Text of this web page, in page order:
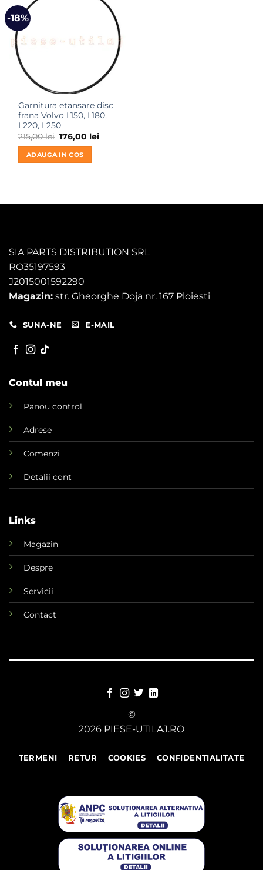
-18%
Garnitura etansare disc
frana Volvo L150, L180,
L220, L250
215,00lei Prețul
inițial
a
fost:
215,00 lei.
176,00 leiPrețul
ADAUGA IN COS
SIA PARTS DISTRIBUTION SRL
RO35197593
J2015001592290
Magazin: str. Gheorghe Doja nr. 167 Ploiesti
SUNA-NE E-MAIL
Contul meu
Panou control
Adrese
Comenzi
Detalii cont
Links
Magazin
Despre
Servicii
Contact
©
2026 PIESE-UTILAJ.RO
TERMENI RETUR COOKIES CONFIDENTIALITATE